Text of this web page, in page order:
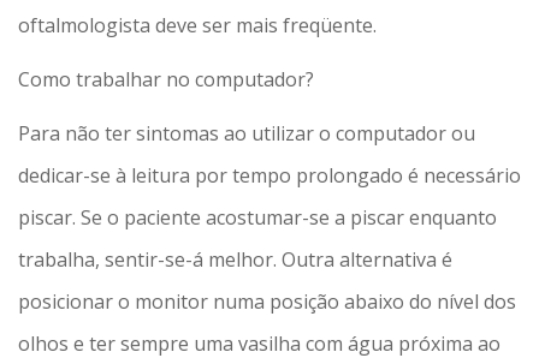
oftalmologista deve ser mais freqüente.
Como trabalhar no computador?
Para não ter sintomas ao utilizar o computador ou
dedicar-se à leitura por tempo prolongado é necessário
piscar. Se o paciente acostumar-se a piscar enquanto
trabalha, sentir-se-á melhor. Outra alternativa é
posicionar o monitor numa posição abaixo do nível dos
olhos e ter sempre uma vasilha com água próxima ao